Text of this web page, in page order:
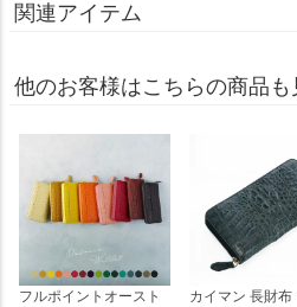
関連アイテム
他のお客様はこちらの商品も
フルポイントオースト
カイマン 長財布